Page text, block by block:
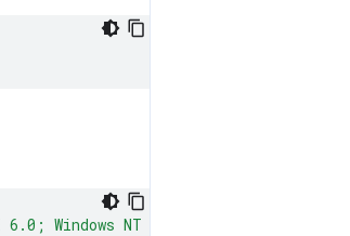
Windows NT 5.1; FSL 7.0.7.01001)"